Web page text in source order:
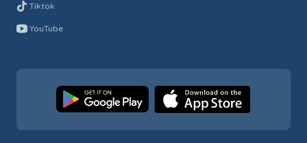
Tiktok
YouTube